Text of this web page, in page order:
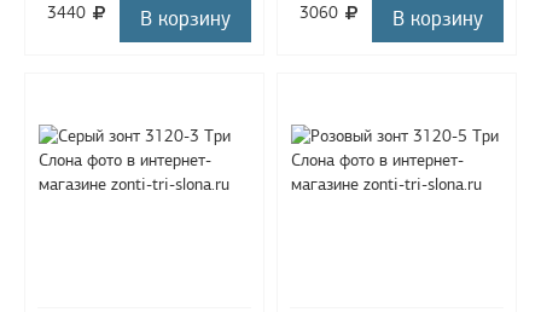
3440 В корзину 3060 В корзину